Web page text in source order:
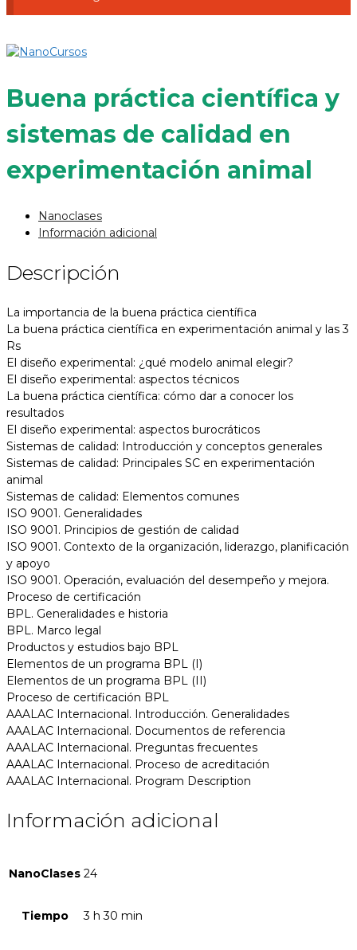
Buena práctica científica y
sistemas de calidad en
experimentación animal
Nanoclases
Información adicional
Descripción
La importancia de la buena práctica científica
La buena práctica científica en experimentación animal y las 3
Rs
El diseño experimental: ¿qué modelo animal elegir?
El diseño experimental: aspectos técnicos
La buena práctica científica: cómo dar a conocer los
resultados
El diseño experimental: aspectos burocráticos
Sistemas de calidad: Introducción y conceptos generales
Sistemas de calidad: Principales SC en experimentación
animal
Sistemas de calidad: Elementos comunes
ISO 9001. Generalidades
ISO 9001. Principios de gestión de calidad
ISO 9001. Contexto de la organización, liderazgo, planificación
y apoyo
ISO 9001. Operación, evaluación del desempeño y mejora.
Proceso de certificación
BPL. Generalidades e historia
BPL. Marco legal
Productos y estudios bajo BPL
Elementos de un programa BPL (I)
Elementos de un programa BPL (II)
Proceso de certificación BPL
AAALAC Internacional. Introducción. Generalidades
AAALAC Internacional. Documentos de referencia
AAALAC Internacional. Preguntas frecuentes
AAALAC Internacional. Proceso de acreditación
AAALAC Internacional. Program Description
Información adicional
NanoClases 24
Tiempo 3 h 30 min